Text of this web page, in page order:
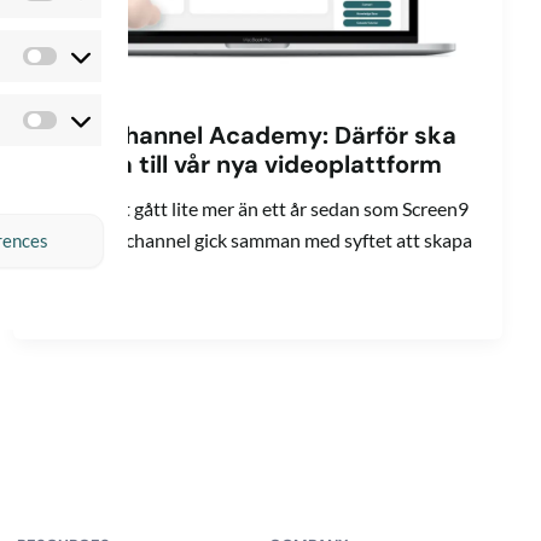
Statistics
Marketing
Quickchannel Academy: Därför ska
du byta till vår nya videoplattform
Nu har det gått lite mer än ett år sedan som Screen9
och Quickchannel gick samman med syftet att skapa